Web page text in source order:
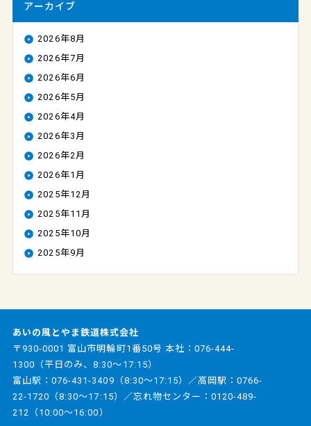
アーカイブ
2026年8月
2026年7月
2026年6月
2026年5月
2026年4月
2026年3月
2026年2月
2026年1月
2025年12月
2025年11月
2025年10月
2025年9月
あいの風とやま鉄道株式会社
〒930-0001 富山市明輪町1番50号 本社： 076-444-
1300 （平日のみ、8:30～17:15）
富山駅：076-431-3409 （8:30～17:15）／高岡駅：0766-
22-1720 （8:30～17:15）／忘れ物センター：0120-489-
212 （10:00～16:00）